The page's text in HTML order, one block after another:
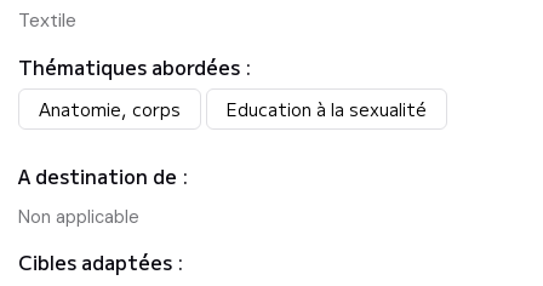
Textile
Thématiques abordées :
Anatomie, corps Education à la sexualité
A destination de :
Non applicable
Cibles adaptées :